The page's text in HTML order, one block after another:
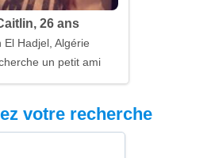
26 ans
El Hadjel, Algérie
un petit ami
votre recherche